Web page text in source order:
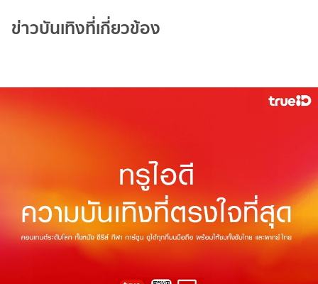
ข่าวบันเทิงที่เกี่ยวข้อง